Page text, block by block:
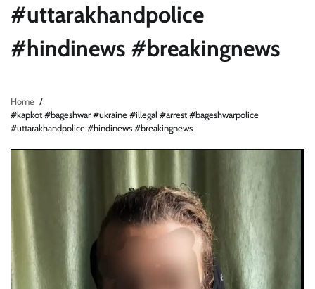
#uttarakhandpolice
#hindinews #breakingnews
Home
#kapkot #bageshwar #ukraine #illegal #arrest #bageshwarpolice
#uttarakhandpolice #hindinews #breakingnews